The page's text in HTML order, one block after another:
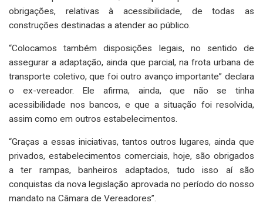
obrigações, relativas à acessibilidade, de todas as
construções destinadas a atender ao público.
“Colocamos também disposições legais, no sentido de
assegurar a adaptação, ainda que parcial, na frota urbana de
transporte coletivo, que foi outro avanço importante” declara
o ex-vereador. Ele afirma, ainda, que não se tinha
acessibilidade nos bancos, e que a situação foi resolvida,
assim como em outros estabelecimentos.
“Graças a essas iniciativas, tantos outros lugares, ainda que
privados, estabelecimentos comerciais, hoje, são obrigados
a ter rampas, banheiros adaptados, tudo isso aí são
conquistas da nova legislação aprovada no período do nosso
mandato na Câmara de Vereadores”.